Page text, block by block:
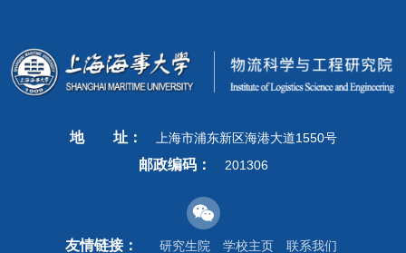
地 址： 上海市浦东新区海港大道1550号
邮政编码： 201306
友情链接： 研究生院 学校主页 联系我们